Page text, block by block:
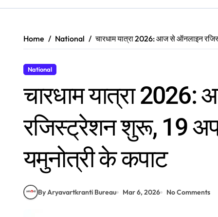
Home National चारधाम यात्रा 2026: आज से ऑनलाइन
National
चारधाम यात्रा
रजिस्ट्रेशन शुरू, 19
यमुनोत्री के कपाट
By Aryavartkranti Bureau Mar 6, 2026 No Comments